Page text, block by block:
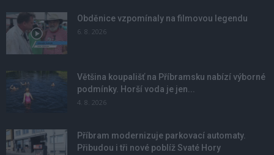
Obděnice vzpomínaly na filmovou legendu
6. 8. 2026
Většina koupališť na Příbramsku nabízí výborné
podmínky. Horší voda je jen...
4. 8. 2026
Příbram modernizuje parkovací automaty.
Přibudou i tři nové poblíž Svaté Hory